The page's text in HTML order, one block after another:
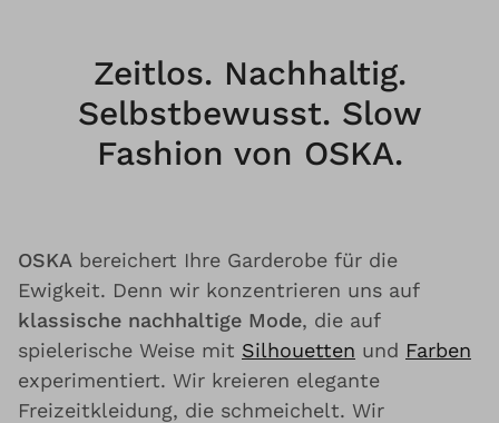
Zeitlos. Nachhaltig.
Selbstbewusst. Slow
Fashion von OSKA.
OSKA bereichert Ihre Garderobe für die
Ewigkeit. Denn wir konzentrieren uns auf
klassische nachhaltige Mode, die auf
spielerische Weise mit Silhouetten und Farben
experimentiert. Wir kreieren elegante
Freizeitkleidung, die schmeichelt. Wir